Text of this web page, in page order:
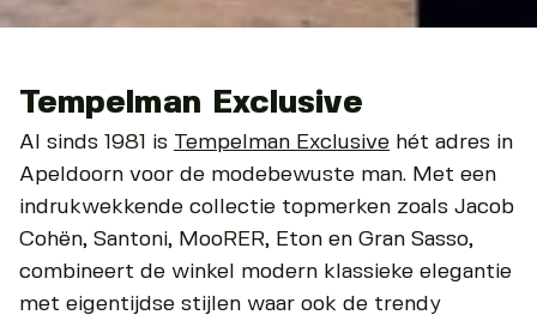
Tempelman Exclusive
Al sinds 1981 is Tempelman Exclusive hét adres in
Apeldoorn voor de modebewuste man. Met een
indrukwekkende collectie topmerken zoals Jacob
Cohën, Santoni, MooRER, Eton en Gran Sasso,
combineert de winkel modern klassieke elegantie
met eigentijdse stijlen waar ook de trendy